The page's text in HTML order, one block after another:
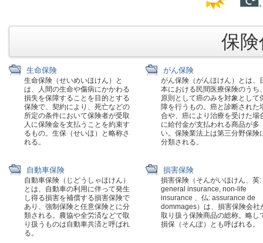
保
生命保険
生命保険（せいめいほけん）と
は、人間の生命や傷病にかかわる
損失を保障することを目的とする
保険で、契約により、死亡などの
所定の条件において保険者が受取
人に保険金を支払うことを約束す
るもの。生保（せいほ）と略称さ
れる。
がん保険
がん保険（がんほけん）とは、
本における民間医療保険のうち
原則として癌のみを対象として
障を行うもの。癌と診断された
合や、癌により治療を受けた場
に給付金が支払われる商品が多
い。保険業法上は第三分野保険
分類される。
自動車保険
自動車保険（じどうしゃほけん）
とは、自動車の利用に伴って発生
し得る損害を補償する損害保険で
あり、強制保険と任意保険とに分
類される。農協や全労済などで取
り扱うものは自動車共済と呼ばれ
る。
損害保険
損害保険（そんがいほけん、英:
general insurance, non-life
insurance 、仏: assurance de
dommages）は、損害保険会社
取り扱う保険商品の総称。略し
損保（そんぽ）とも呼ばれる。